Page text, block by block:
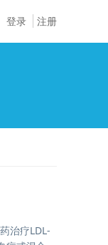
登录 注册
治疗LDL-